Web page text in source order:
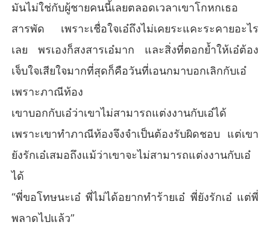
มันไม่ใช่กับผู้ชายคนนี้เลยตลอดเวลาเขาโกหกเธอ
สารพัด เพราะเชื่อใจเอ๋ถึงไม่เคยระแคะระคายอะไร
เลย พรเองก็สงสารเอ๋มาก และสิ่งที่ตอกย้ำให้เอ๋ต้อง
เจ็บใจเสียใจมากที่สุดก็คือวันที่เอนกมาบอกเลิกกับเอ๋
เพราะภาณีท้อง
เขาบอกกับเอ๋ว่าเขาไม่สามารถแต่งงานกับเอ๋ได้
เพราะเขาทำภาณีท้องจึงจำเป็นต้องรับผิดชอบ แต่เขา
ยังรักเอ๋เสมอถึงแม้ว่าเขาจะไม่สามารถแต่งงานกับเอ๋
ได้
“พี่ขอโทษนะเอ๋ พี่ไม่ได้อยากทำร้ายเอ๋ พี่ยังรักเอ๋ แต่พี่
พลาดไปแล้ว”